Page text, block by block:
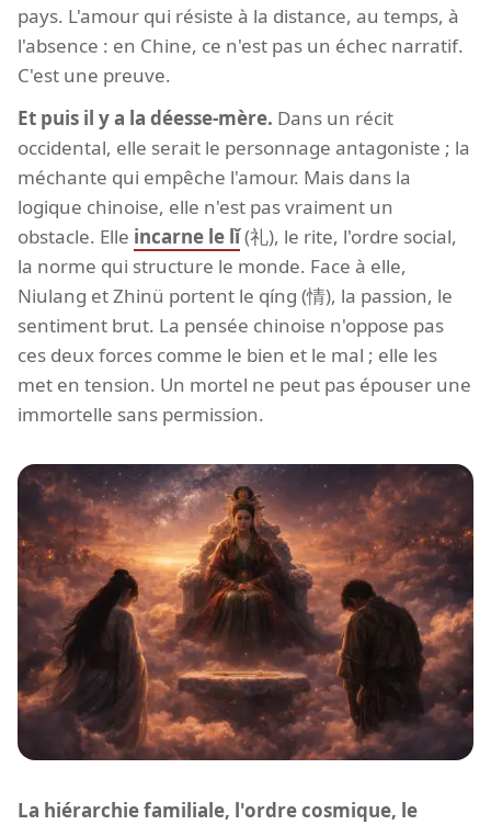
pays. L'amour qui résiste à la distance, au temps, à
l'absence : en Chine, ce n'est pas un échec narratif.
C'est une preuve.
Et puis il y a la déesse-mère. Dans un récit
occidental, elle serait le personnage antagoniste ; la
méchante qui empêche l'amour. Mais dans la
logique chinoise, elle n'est pas vraiment un
obstacle. Elle incarne le lǐ(礼), le rite, l'ordre social,
la norme qui structure le monde. Face à elle,
Niulang et Zhinü portent le qíng (情), la passion, le
sentiment brut. La pensée chinoise n'oppose pas
ces deux forces comme le bien et le mal ; elle les
met en tension. Un mortel ne peut pas épouser une
immortelle sans permission.
La hiérarchie familiale, l'ordre cosmique, le